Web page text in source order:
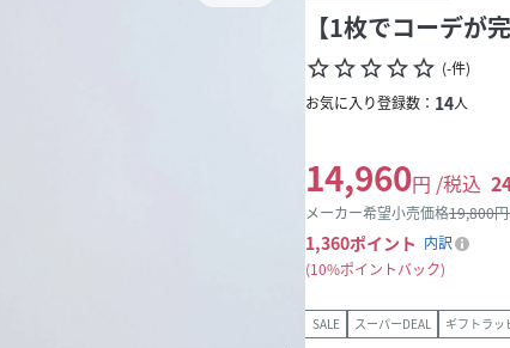
【1枚でコーデが
star_borderstar_borderstar_borderstar_borderstar_border (-件)
お気に入り登録数： 14人
14,960円 /税込
メーカー希望小売価格19,800
1,360ポイント 内訳
10%ポイントバック
SALE スーパーDEAL ギフトラッ